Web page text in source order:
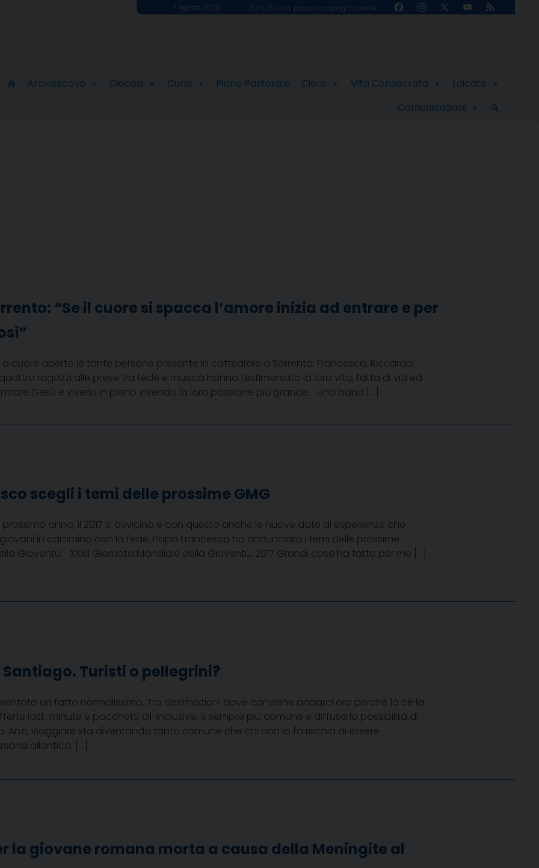
7 Agosto 2026 Santi Sisto II, papa, e compagni, martiri FacebookInstagram
X
YouTube
Feed
Arcivescovo Diocesi Curia Piano Pastorale Clero Vita Consacrata
Laicato
Comunicazioni
“Se il cuore si spacca l’amore inizia ad entrare e per
cuore aperto le tante persone presente in cattedrale a Sorrento. Francesco, Riccardo,
ragazzi alle prese tra fede e musica hanno testimoniato la loro vita, fatta di vizi ed
Gesù e viverlo in pieno vivendo la loro passione più grande. Una band […]
scegli i temi delle prossime GMG
anno, il 2017 si avvicina e con questo anche le nuove date di esperienze che
in cammino con la fede. Papa Francesco ha annunciato i temi delle prossime
Gioventù: XXXII Giornata Mondiale della Gioventù, 2017 Grandi cose ha fatto per me […]
Turisti o pellegrini?
un fatto normalissimo. Tra destinazioni dove conviene andarci ora perché là cè la
offerte last-minute e pacchetti all-inclusive, è sempre più comune e diffusa la possibilità di
Anzi, viaggiare sta diventando tanto comune che chi non lo fa rischia di essere
allantica, […]
la giovane romana morta a causa della Meningite al